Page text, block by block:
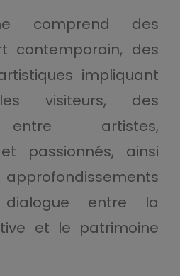
comprend des
contemporain, des
impliquant
visiteurs, des
entre artistes,
passionnés, ainsi
entre la
et le patrimoine